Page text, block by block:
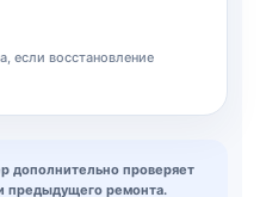
если восстановление
дополнительно проверяет
предыдущего ремонта.